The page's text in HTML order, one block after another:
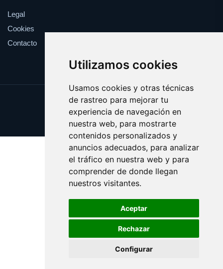
Utilizamos cookies
Usamos cookies y otras técnicas
de rastreo para mejorar tu
experiencia de navegación en
nuestra web, para mostrarte
contenidos personalizados y
anuncios adecuados, para analizar
el tráfico en nuestra web y para
comprender de donde llegan
nuestros visitantes.
Aceptar
Rechazar
Configurar
Legal
Cookies
Contacto
Update cookies preferences
Copyright © 2025 aceitevirgen.es